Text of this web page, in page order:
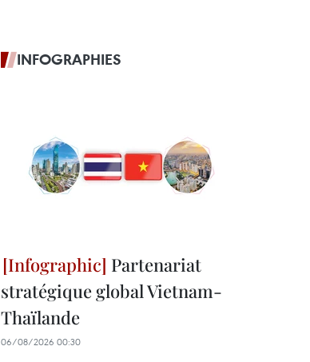
INFOGRAPHIES
Partenariat
stratégique global Vietnam-
Thaïlande
06/08/2026 00:30